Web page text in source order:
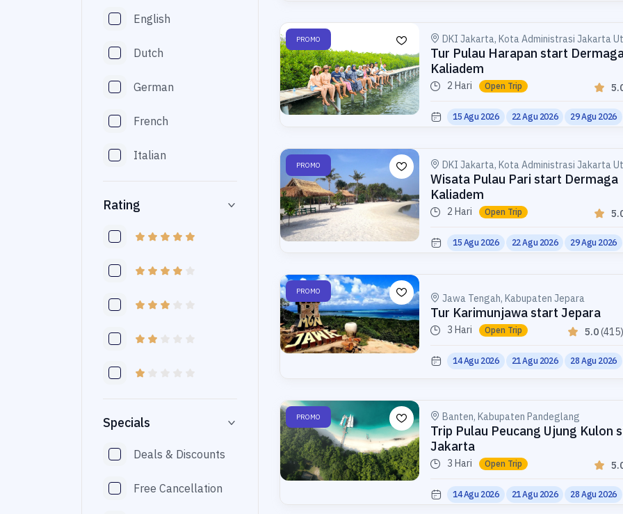
English
Dutch
German
French
Italian
Rating
Specials
Deals & Discounts
Free Cancellation
PROMO DKI Jakarta, Kota Administrasi Jakarta
Tur Pulau Harapan start
Kaliadem
2 Hari Open Trip
15 Agu 2026 22 Agu 2026 29 Agu 2026
PROMO DKI Jakarta, Kota Administrasi Jakarta
Wisata Pulau Pari start Dermaga
Kaliadem
2 Hari Open Trip
15 Agu 2026 22 Agu 2026 29 Agu 2026
PROMO
Jawa Tengah, Kabupaten Jepara
Tur Karimunjawa start Jepara
3 Hari Open Trip 5.0(415)
14 Agu 2026 21 Agu 2026 28 Agu 2026
PROMO Banten, Kabupaten Pandeglang
Trip Pulau Peucang Ujung Kulon
Jakarta
3 Hari Open Trip
14 Agu 2026 21 Agu 2026 28 Agu 2026